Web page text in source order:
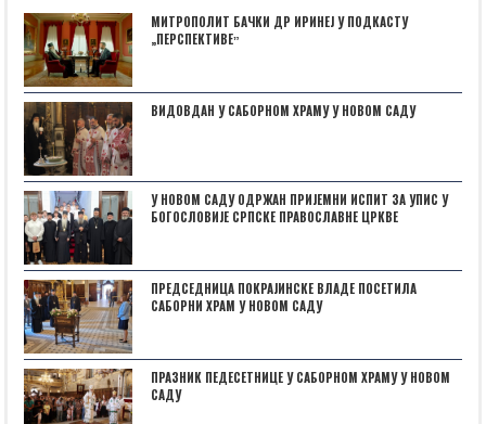
МИТРОПОЛИТ БАЧКИ ДР ИРИНЕЈ У ПОДКАСТУ
„ПЕРСПЕКТИВЕˮ
ВИДОВДАН У САБОРНОМ ХРАМУ У НОВОМ САДУ
У НОВОМ САДУ ОДРЖАН ПРИЈЕМНИ ИСПИТ ЗА УПИС У
БОГОСЛОВИЈЕ СРПСКЕ ПРАВОСЛАВНЕ ЦРКВЕ
ПРЕДСЕДНИЦА ПОКРАЈИНСКЕ ВЛАДЕ ПОСЕТИЛА
САБОРНИ ХРАМ У НОВОМ САДУ
ПРАЗНИК ПЕДЕСЕТНИЦЕ У САБОРНОМ ХРАМУ У НОВОМ
САДУ